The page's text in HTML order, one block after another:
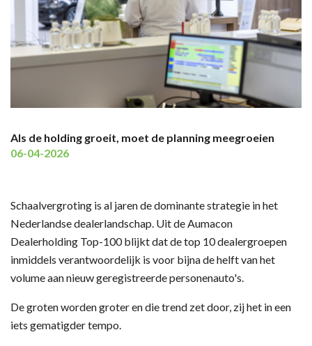
Als de holding groeit, moet de planning meegroeien
06-04-2026
Schaalvergroting is al jaren de dominante strategie in het
Nederlandse dealerlandschap. Uit de Aumacon
Dealerholding Top-100 blijkt dat de top 10 dealergroepen
inmiddels verantwoordelijk is voor bijna de helft van het
volume aan nieuw geregistreerde personenauto's.
De groten worden groter en die trend zet door, zij het in een
iets gematigder tempo.